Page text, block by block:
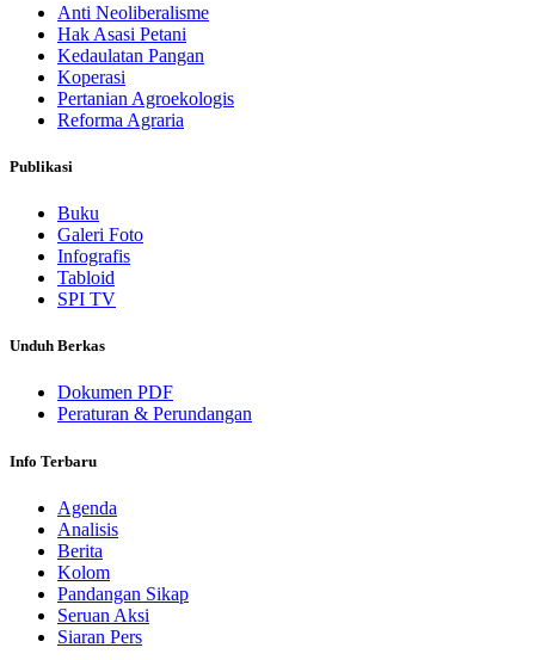
Anti Neoliberalisme
Hak Asasi Petani
Kedaulatan Pangan
Koperasi
Pertanian Agroekologis
Reforma Agraria
Publikasi
Buku
Galeri Foto
Infografis
Tabloid
SPI TV
Unduh Berkas
Dokumen PDF
Peraturan & Perundangan
Info Terbaru
Agenda
Analisis
Berita
Kolom
Pandangan Sikap
Seruan Aksi
Siaran Pers